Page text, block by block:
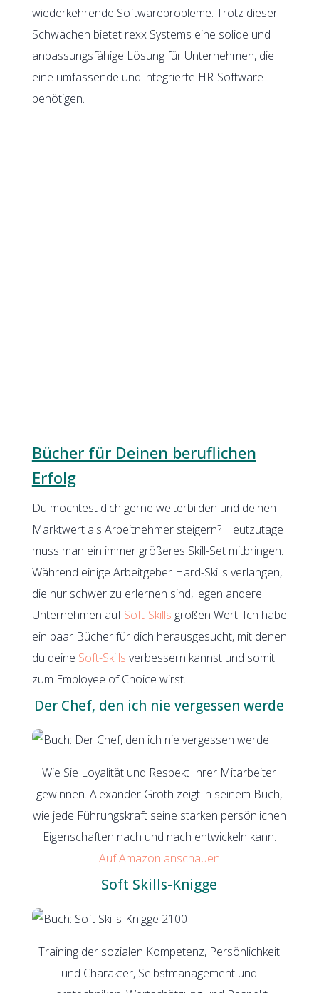
wiederkehrende Softwareprobleme. Trotz dieser
Schwächen bietet rexx Systems eine solide und
anpassungsfähige Lösung für Unternehmen, die
eine umfassende und integrierte HR-Software
benötigen.
Bücher für Deinen beruflichen
Erfolg
Du möchtest dich gerne weiterbilden und deinen
Marktwert als Arbeitnehmer steigern? Heutzutage
muss man ein immer größeres Skill-Set mitbringen.
Während einige Arbeitgeber Hard-Skills verlangen,
die nur schwer zu erlernen sind, legen andere
Unternehmen aufSoft-Skills großen Wert. Ich habe
ein paar Bücher für dich herausgesucht, mit denen
du deine Soft-Skills verbessern kannst und somit
zum Employee of Choice wirst.
Der Chef, den ich nie vergessen werde
Wie Sie Loyalität und Respekt Ihrer Mitarbeiter
gewinnen. Alexander Groth zeigt in seinem Buch,
wie jede Führungskraft seine starken persönlichen
Eigenschaften nach und nach entwickeln kann.
Auf Amazon anschauen
Soft Skills-Knigge
Training der sozialen Kompetenz, Persönlichkeit
und Charakter, Selbstmanagement und